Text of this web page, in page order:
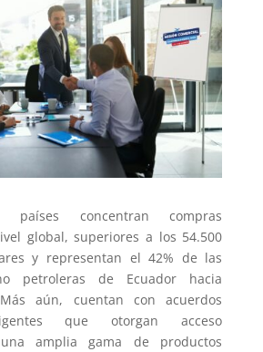
países concentran compras
global, superiores a los 54.500
y representan el 42% de las
petroleras de Ecuador hacia
aún, cuentan con acuerdos
que otorgan acceso
amplia gama de productos